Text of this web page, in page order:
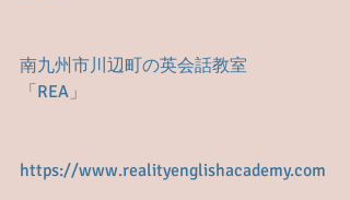
南九州市川辺町の英会話教室
「REA」
https://www.realityenglishacademy.com